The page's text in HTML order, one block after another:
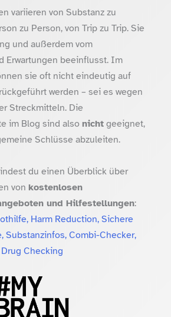
variieren von Substanz zu
zu Person, von Trip zu Trip. Sie
und außerdem vom
Erwartungen beeinflusst. Im
sie oft nicht eindeutig auf
werden – sei es wegen
Streckmitteln. Die
im Blog sind also nichtgeeignet,
Schlüsse abzuleiten.
du einen Überblick über
von kostenlosen
und Hilfestellungen:
Harm Reduction, Sichere
Substanzinfos, Combi-Checker,
Checking